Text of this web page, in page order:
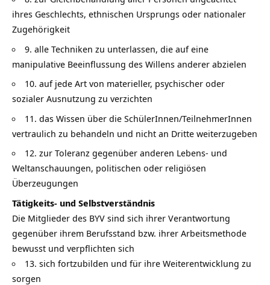
ihres Geschlechts, ethnischen Ursprungs oder nationaler
Zugehörigkeit
9. alle Techniken zu unterlassen, die auf eine
manipulative Beeinflussung des Willens anderer abzielen
10. auf jede Art von materieller, psychischer oder
sozialer Ausnutzung zu verzichten
11. das Wissen über die SchülerInnen/TeilnehmerInnen
vertraulich zu behandeln und nicht an Dritte weiterzugeben
12. zur Toleranz gegenüber anderen Lebens- und
Weltanschauungen, politischen oder religiösen
Überzeugungen
Tätigkeits- und Selbstverständnis
Die Mitglieder des BYV sind sich ihrer Verantwortung
gegenüber ihrem Berufsstand bzw. ihrer Arbeitsmethode
bewusst und verpflichten sich
13. sich fortzubilden und für ihre Weiterentwicklung zu
sorgen